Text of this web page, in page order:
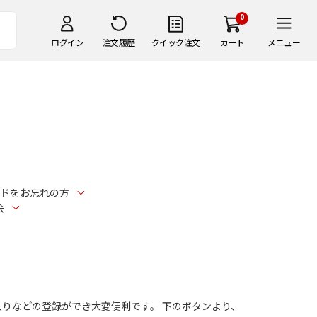
ログイン 注文履歴 クイック注文
0
カート メニュー
をお忘れの方
どの登録ができ大変便利です。 下のボタンより、